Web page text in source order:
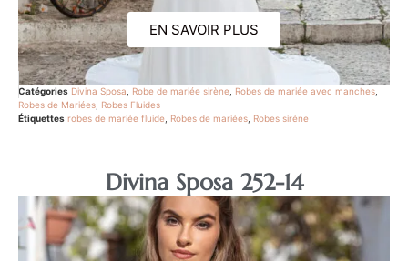
EN SAVOIR PLUS
Catégories Divina Sposa Robe de mariée sirène Robes de mariée avec manches
Robes de Mariées Robes Fluides
Étiquettes robes de mariée fluide Robes de mariées Robes siréne
Divina Sposa 252-14